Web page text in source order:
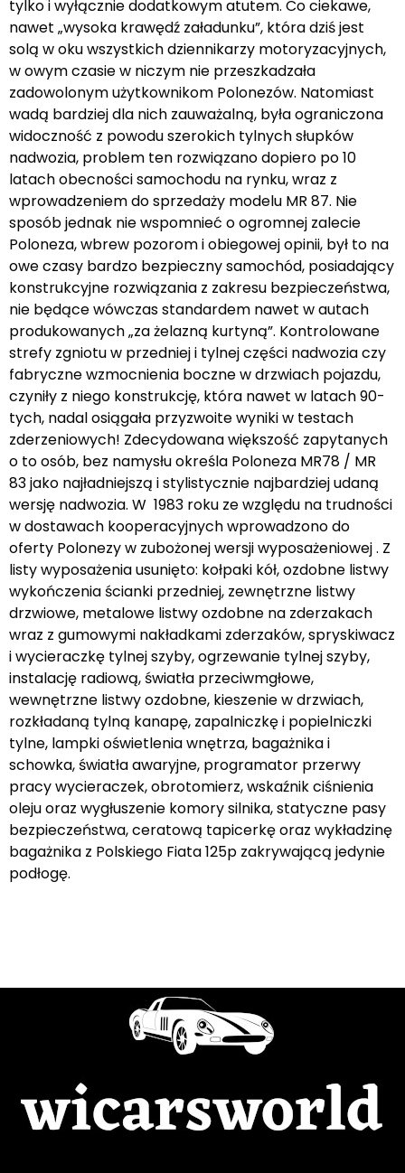
tylko i wyłącznie dodatkowym atutem. Co ciekawe,
nawet „wysoka krawędź załadunku”, która dziś jest
solą w oku wszystkich dziennikarzy motoryzacyjnych,
w owym czasie w niczym nie przeszkadzała
zadowolonym użytkownikom Polonezów. Natomiast
wadą bardziej dla nich zauważalną, była ograniczona
widoczność z powodu szerokich tylnych słupków
nadwozia, problem ten rozwiązano dopiero po 10
latach obecności samochodu na rynku, wraz z
wprowadzeniem do sprzedaży modelu MR 87. Nie
sposób jednak nie wspomnieć o ogromnej zalecie
Poloneza, wbrew pozorom i obiegowej opinii, był to na
owe czasy bardzo bezpieczny samochód, posiadający
konstrukcyjne rozwiązania z zakresu bezpieczeństwa,
nie będące wówczas standardem nawet w autach
produkowanych „za żelazną kurtyną”. Kontrolowane
strefy zgniotu w przedniej i tylnej części nadwozia czy
fabryczne wzmocnienia boczne w drzwiach pojazdu,
czyniły z niego konstrukcję, która nawet w latach 90-
tych, nadal osiągała przyzwoite wyniki w testach
zderzeniowych! Zdecydowana większość zapytanych
o to osób, bez namysłu określa Poloneza MR78 / MR
83 jako najładniejszą i stylistycznie najbardziej udaną
wersję nadwozia. W 1983 roku ze względu na trudności
w dostawach kooperacyjnych wprowadzono do
oferty Polonezy w zubożonej wersji wyposażeniowej . Z
listy wyposażenia usunięto: kołpaki kół, ozdobne listwy
wykończenia ścianki przedniej, zewnętrzne listwy
drzwiowe, metalowe listwy ozdobne na zderzakach
wraz z gumowymi nakładkami zderzaków, spryskiwacz
i wycieraczkę tylnej szyby, ogrzewanie tylnej szyby,
instalację radiową, światła przeciwmgłowe,
wewnętrzne listwy ozdobne, kieszenie w drzwiach,
rozkładaną tylną kanapę, zapalniczkę i popielniczki
tylne, lampki oświetlenia wnętrza, bagażnika i
schowka, światła awaryjne, programator przerwy
pracy wycieraczek, obrotomierz, wskaźnik ciśnienia
oleju oraz wygłuszenie komory silnika, statyczne pasy
bezpieczeństwa, ceratową tapicerkę oraz wykładzinę
bagażnika z Polskiego Fiata 125p zakrywającą jedynie
podłogę.